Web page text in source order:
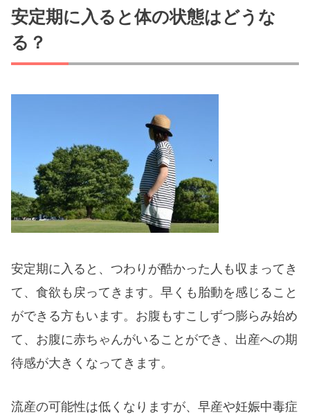
安定期に入ると体の状態はどうな
る？
安定期に入ると、つわりが酷かった人も収まってき
て、食欲も戻ってきます。早くも胎動を感じること
ができる方もいます。お腹もすこしずつ膨らみ始め
て、お腹に赤ちゃんがいることができ、出産への期
待感が大きくなってきます。
流産の可能性は低くなりますが、早産や妊娠中毒症